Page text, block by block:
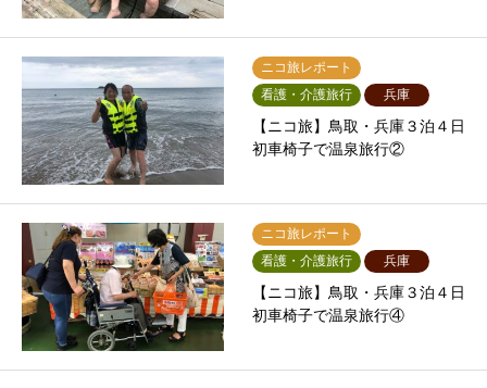
ニコ旅レポート
看護・介護旅行
兵庫
【ニコ旅】鳥取・兵庫３泊４日
初車椅子で温泉旅行②
ニコ旅レポート
看護・介護旅行
兵庫
【ニコ旅】鳥取・兵庫３泊４日
初車椅子で温泉旅行④